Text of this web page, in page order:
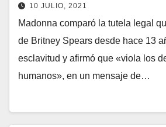
10 JULIO, 2021
Madonna comparó la tutela legal
de Britney Spears desde hace 13
esclavitud y afirmó que «viola los
humanos», en un mensaje de…